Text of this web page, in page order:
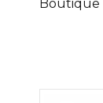
Boutique